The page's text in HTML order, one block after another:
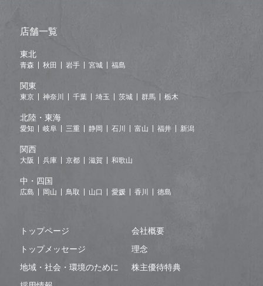
トップページ
会社概要
トップメッセージ
理念
地域・社会・環境のために
株主優待特典
店舗一覧
東北
青森 秋田 岩手 宮城 福島
関東
東京 神奈川 千葉 埼玉 茨城 群馬 栃木
北陸・東海
愛知 岐阜 三重 静岡 石川 富山 福井 新潟
関西
大阪 兵庫 京都 滋賀 和歌山
中・四国
広島 岡山 鳥取 山口 愛媛 香川 徳島